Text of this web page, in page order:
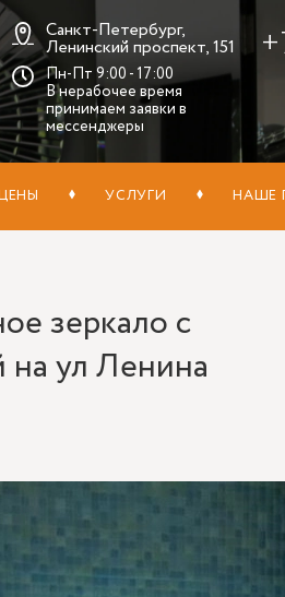
Санкт-Петербург,
Ленинский проспект, 151
Пн-Пт 9:00 - 17:00
В нерабочее время
принимаем заявки в
мессенджеры
УСЛУГИ НАШЕ
зеркало с
на ул Ленина